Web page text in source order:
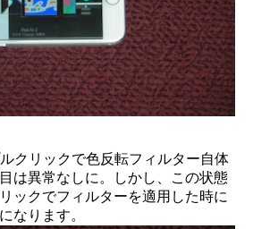
クリックで色反転フィルター自体
は異常なしに。しかし、この状態
ックでフィルターを適用した時に
なります。